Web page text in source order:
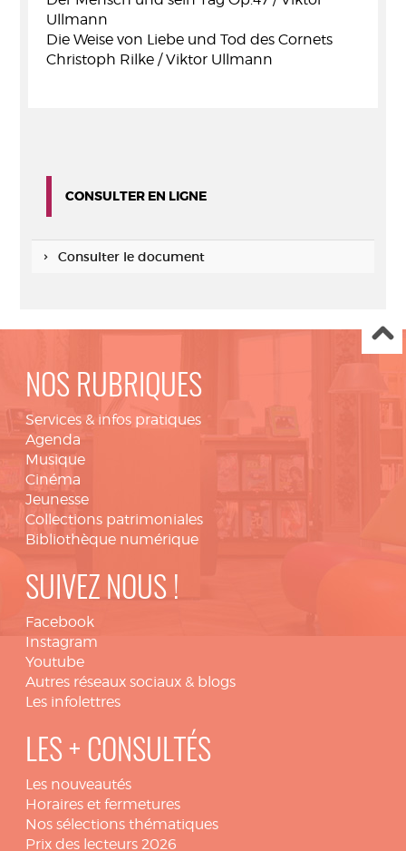
Ullmann
Die Weise von Liebe und Tod des Cornets
Christoph Rilke / Viktor Ullmann
CONSULTER EN LIGNE
Consulter le document
NOS RUBRIQUES
Services & infos pratiques
Agenda
Musique
Cinéma
Jeunesse
Collections patrimoniales
Bibliothèque numérique
SUIVEZ NOUS !
Facebook
Instagram
Youtube
Autres réseaux sociaux & blogs
Les infolettres
LES + CONSULTÉS
Les nouveautés
Horaires et fermetures
Nos sélections thématiques
Prix des lecteurs 2026